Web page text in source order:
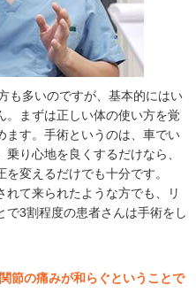
も多いのですが、基本的にはい
。まずは正しい体の使い方を覚
ます。手術というのは、車でい
り心地を良くするだけなら、
変えるだけでも十分です。
て来られたような方でも、リ
3割程度の患者さんは手術をし
節の痛みが和らぐということで